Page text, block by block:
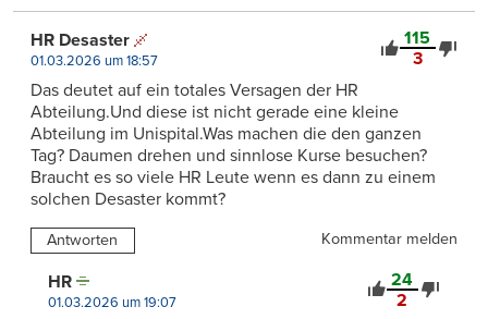
115
3
HR Desaster
01.03.2026 um 18:57
Das deutet auf ein totales Versagen der HR
Abteilung.Und diese ist nicht gerade eine kleine
Abteilung im Unispital.Was machen die den ganzen
Tag? Daumen drehen und sinnlose Kurse besuchen?
Braucht es so viele HR Leute wenn es dann zu einem
solchen Desaster kommt?
Antworten Kommentar melden
24
2
HR
01.03.2026 um 19:07